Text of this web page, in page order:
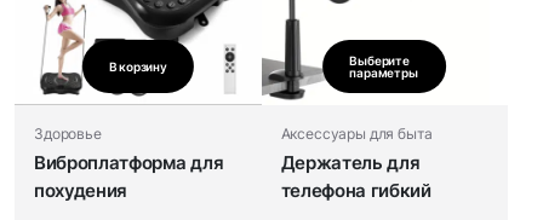
В корзину
Здоровье
Виброплатформа для
похудения
Выберите
параметры
Аксессуары для быта
Держатель для
телефона гибкий